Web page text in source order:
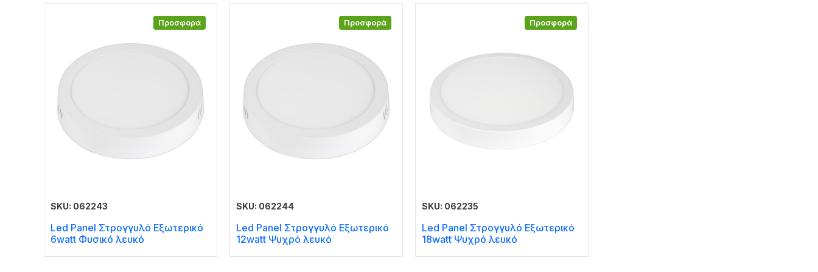
Προσφορά
SKU: 062243
Led Panel Στρογγυλό Εξωτερικό
6watt Φυσικό λευκό
Προσφορά
SKU: 062244
Led Panel Στρογγυλό Εξωτερικό
12watt Ψυχρό λευκό
Προσφορά
SKU: 062235
Led Panel Στρογγυλό Εξωτερικό
18watt Ψυχρό λευκό